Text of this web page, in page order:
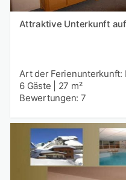
Attraktive Unterkunft auf
Art der Ferienunterkunft:
6 Gäste
27 m²
Bewertungen: 7